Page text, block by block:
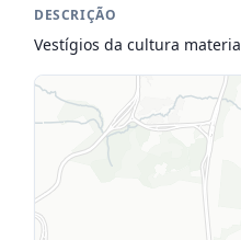
DESCRIÇÃO
Vestígios da cultura